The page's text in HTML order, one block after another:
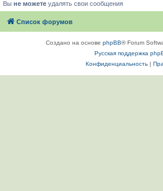
Вы не можете удалять свои сообщения
Список форумов
Создано на основе phpBB® Forum
Русская поддержка
Конфиденциальность|